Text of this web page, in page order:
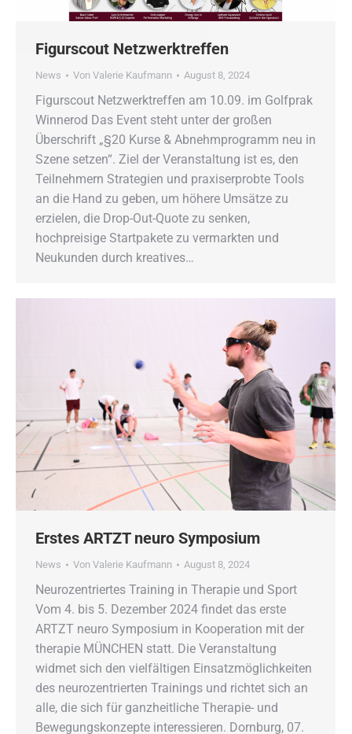
Figurscout Netzwerktreffen
News Von Valerie Kaufmann August 8, 2024
Figurscout Netzwerktreffen am 10.09. im Golfprak
Winnerod Das Event steht unter der großen
Überschrift „§20 Kurse & Abnehmprogramm neu in
Szene setzen“. Ziel der Veranstaltung ist es, den
Teilnehmern Strategien und praxiserprobte Tools
an die Hand zu geben, um höhere Umsätze zu
erzielen, die Drop-Out-Quote zu senken,
hochpreisige Startpakete zu vermarkten und
Neukunden durch kreatives…
Erstes ARTZT neuro Symposium
News Von Valerie Kaufmann August 8, 2024
Neurozentriertes Training in Therapie und Sport
Vom 4. bis 5. Dezember 2024 findet das erste
ARTZT neuro Symposium in Kooperation mit der
therapie MÜNCHEN statt. Die Veranstaltung
widmet sich den vielfältigen Einsatzmöglichkeiten
des neurozentrierten Trainings und richtet sich an
alle, die sich für ganzheitliche Therapie- und
Bewegungskonzepte interessieren. Dornburg, 07.